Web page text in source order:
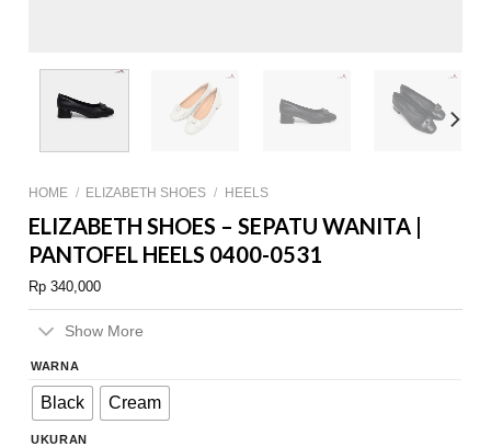
HOME / ELIZABETH SHOES / HEELS
ELIZABETH SHOES – SEPATU WANITA |
PANTOFEL HEELS 0400-0531
Rp 340,000
Show More
WARNA
Black Cream
UKURAN